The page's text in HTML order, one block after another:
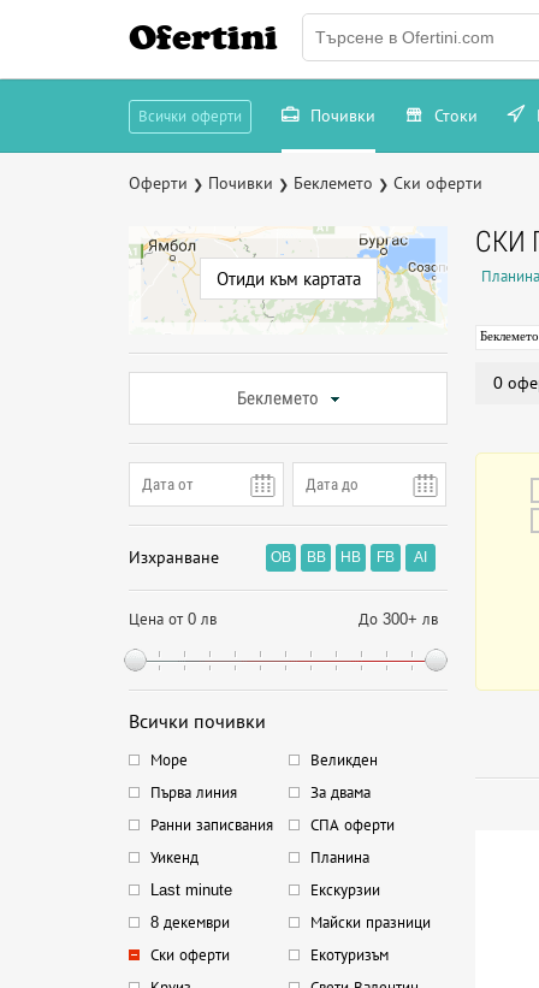
Ofertini
Всички оферти Почивки Стоки
Оферти ❯ Почивки ❯ Беклемето ❯ Ски оферти
Отиди към картата
Беклемето
Изхранване OB BB HB FB AI
Цена от 0 лв До 300+ лв
Всички почивки
Море
Великден
Първа линия
За двама
Ранни записвания
СПА оферти
Уикенд
Планина
Last minute
Екскурзии
8 декември
Майски празници
Ски оферти
Екотуризъм
СКИ
Беклемето
0